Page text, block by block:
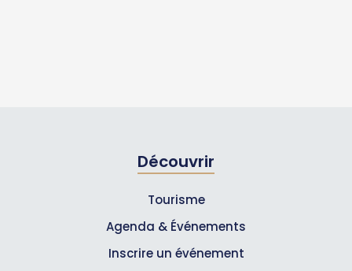
Découvrir
Tourisme
Agenda & Événements
Inscrire un événement